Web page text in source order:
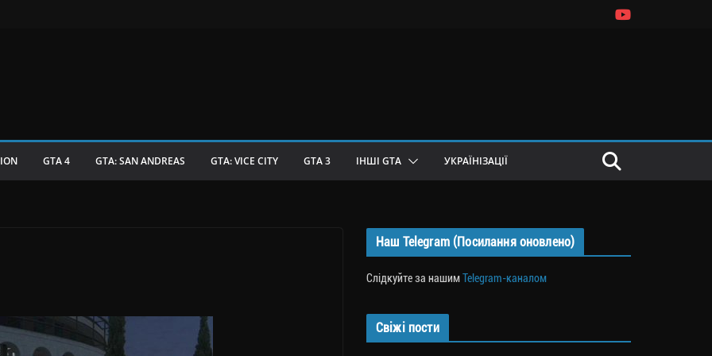
GTA 4 GTA: SAN ANDREAS GTA: VICE CITY GTA 3 ІНШІ GTA УКРАЇНІЗАЦІЇ
Наш Telegram (Посилання оновлено)
Слідкуйте за нашимTelegram-каналом
Свіжі пости